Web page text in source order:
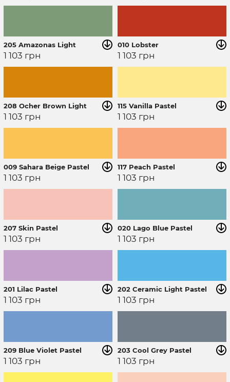
205 Amazonas Light
1 103 грн
010 Lobster
1 103 грн
208 Ocher Brown Light
1 103 грн
115 Vanilla Pastel
1 103 грн
009 Sahara Beige Pastel
1 103 грн
117 Peach Pastel
1 103 грн
207 Skin Pastel
1 103 грн
020 Lago Blue Pastel
1 103 грн
201 Lilac Pastel
1 103 грн
202 Ceramic Light Pastel
1 103 грн
209 Blue Violet Pastel
1 103 грн
203 Cool Grey Pastel
1 103 грн